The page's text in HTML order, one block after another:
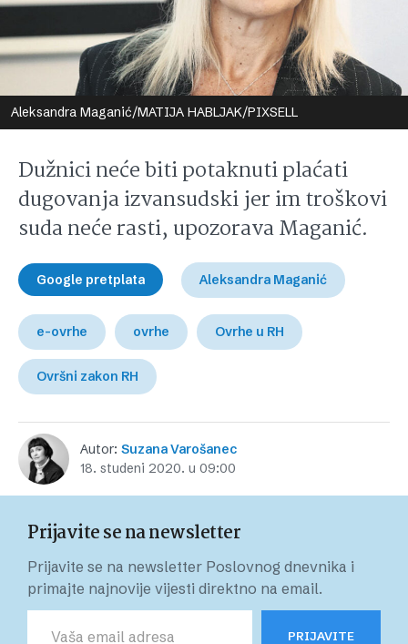
Aleksandra Maganić/MATIJA HABLJAK/PIXSELL
Dužnici neće biti potaknuti plaćati
dugovanja izvansudski jer im troškovi
suda neće rasti, upozorava Maganić.
Google pretplata Aleksandra Maganić
e-ovrhe ovrhe Ovrhe u RH
Ovršni zakon RH
Autor: Suzana Varošanec
18. studeni 2020. u 09:00
Prijavite se na newsletter
Prijavite se na newsletter Poslovnog dnevnika i
primajte najnovije vijesti direktno na email.
PRIJAVITE